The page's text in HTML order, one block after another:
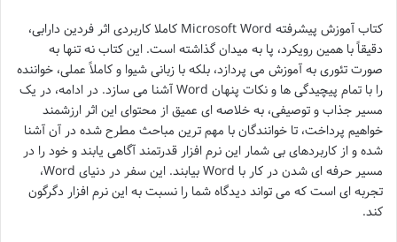
کتاب آموزش پیشرفته Microsoft Word کاملا کاربردی اثر فردین دارابی،
دقیقاً با همین رویکرد، پا به میدان گذاشته است. این کتاب نه تنها به
صورت تئوری به آموزش می پردازد، بلکه با زبانی شیوا و کاملاً عملی، خواننده
را با تمام پیچیدگی ها و نکات پنهان Word آشنا می سازد. در ادامه، در یک
مسیر جذاب و توصیفی، به خلاصه ای عمیق از محتوای این اثر ارزشمند
خواهیم پرداخت، تا خوانندگان با مهم ترین مباحث مطرح شده در آن آشنا
شده و از کاربردهای بی شمار این نرم افزار قدرتمند آگاهی یابند و خود را در
مسیر حرفه ای شدن در کار با Word بیابند. این سفر در دنیای Word،
تجربه ای است که می تواند دیدگاه شما را نسبت به این نرم افزار دگرگون
کند.